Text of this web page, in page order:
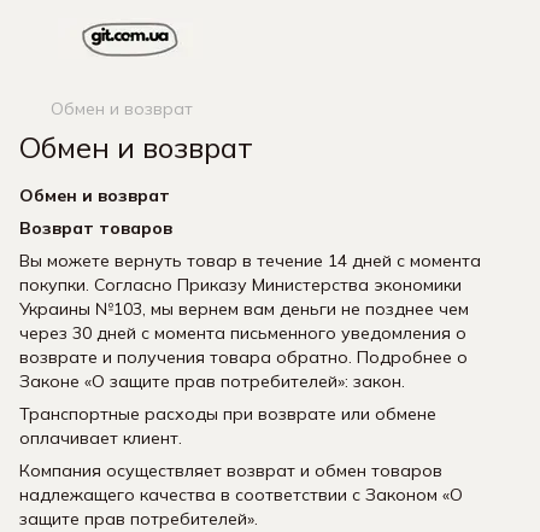
Обмен и возврат
Обмен и возврат
Обмен и возврат
Возврат товаров
Вы можете вернуть товар в течение 14 дней с момента
покупки. Согласно Приказу Министерства экономики
Украины №103, мы вернем вам деньги не позднее чем
через 30 дней с момента письменного уведомления о
возврате и получения товара обратно. Подробнее о
Законе «О защите прав потребителей»: закон.
Транспортные расходы при возврате или обмене
оплачивает клиент.
Компания осуществляет возврат и обмен товаров
надлежащего качества в соответствии с Законом «О
защите прав потребителей».